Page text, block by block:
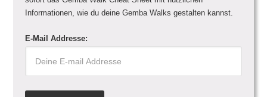
Informationen, wie du deine Gemba Walks gestalten kannst.
E-Mail Addresse: